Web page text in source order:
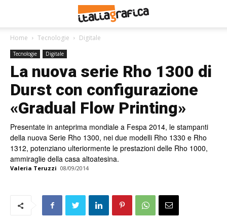
Home Tecnologie Digitale
Tecnologie Digitale
La nuova serie Rho 1300 di
Durst con configurazione
«Gradual Flow Printing»
Presentate in anteprima mondiale a Fespa 2014, le stampanti
della nuova Serie Rho 1300, nei due modelli Rho 1330 e Rho
1312, potenziano ulteriormente le prestazioni delle Rho 1000,
ammiraglie della casa altoatesina.
Valeria Teruzzi 08/09/2014